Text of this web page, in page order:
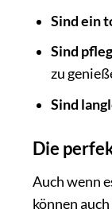
Sind ein
Sind
zu
Sind
Die
Auch wenn
können